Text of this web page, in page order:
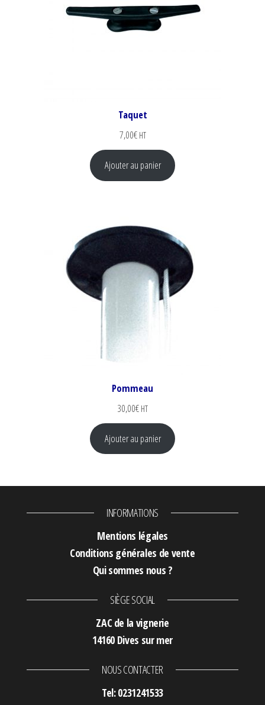
Taquet
7,00€ HT
Ajouter au panier
Pommeau
30,00€ HT
Ajouter au panier
INFORMATIONS
Mentions légales
Conditions générales de vente
Qui sommes nous ?
SIÈGE SOCIAL
ZAC de la vignerie
14160 Dives sur mer
NOUS CONTACTER
Tel: 0231241533